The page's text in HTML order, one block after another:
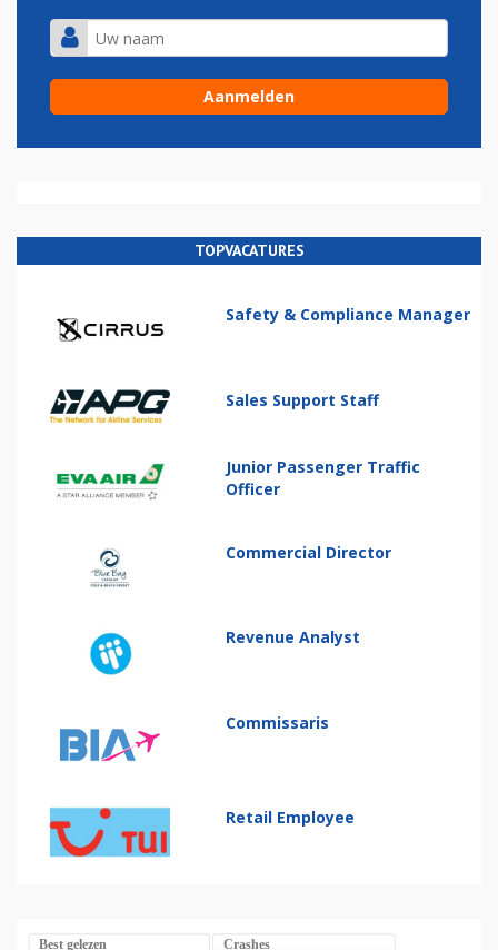
TOPVACATURES
Safety & Compliance Manager
Sales Support Staff
Junior Passenger Traffic
Officer
Commercial Director
Revenue Analyst
Commissaris
Retail Employee
Best gelezen Crashes